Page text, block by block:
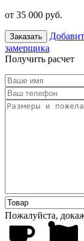
от 35 000 руб.
Заказать
замерщика
Получить расчет
Пожалуйста,